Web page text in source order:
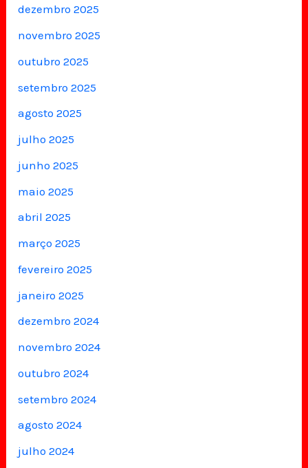
dezembro 2025
novembro 2025
outubro 2025
setembro 2025
agosto 2025
julho 2025
junho 2025
maio 2025
abril 2025
março 2025
fevereiro 2025
janeiro 2025
dezembro 2024
novembro 2024
outubro 2024
setembro 2024
agosto 2024
julho 2024